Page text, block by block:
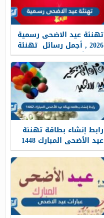
تهنئة عيد الاضحى رسمية
2026 , أجمل رسائل تهنئة
عيد الأضحى رسمية 1448
رابط إنشاء بطاقة تهنئة
عيد الأضحى المبارك 1448
وزارة التعليم moe.gov.sa